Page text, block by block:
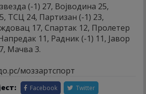
(-1) 27, Војводина 25,
ТСЦ 24, Партизан (-1) 23,
17, Спартак 12, Пролетер
11, Радник (-1) 11, Јавор
Мачва 3.
моззартспорт
Facebook Twitter